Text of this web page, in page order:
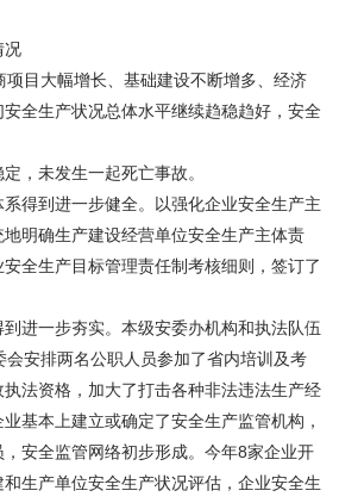
目大幅增长、基础建设不断增多、经济
全生产状况总体水平继续趋稳趋好，安全
未发生一起死亡事故。
到进一步健全。以强化企业安全生产主
明确生产建设经营单位安全生产主体责
全生产目标管理责任制考核细则，签订了
一步夯实。本级安委办机构和执法队伍
安排两名公职人员参加了省内培训及考
法资格，加大了打击各种非法违法生产经
基本上建立或确定了安全生产监管机构，
安全监管网络初步形成。今年8家企业开
生产单位安全生产状况评估，企业安全生